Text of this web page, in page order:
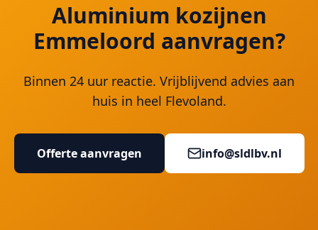
Aluminium kozijnen
Emmeloord aanvragen?
Binnen 24 uur reactie. Vrijblijvend advies aan
huis in heel Flevoland.
Offerte aanvragen info@sldlbv.nl